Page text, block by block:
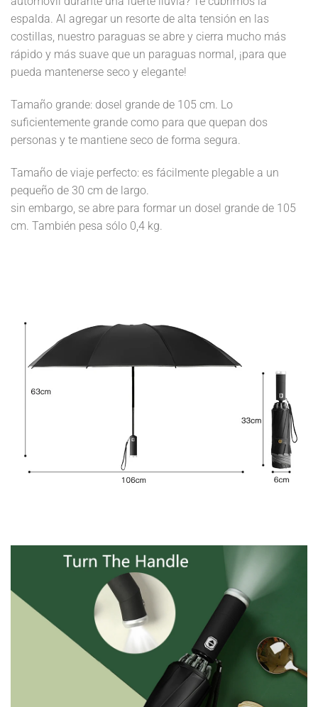
espalda. Al agregar un resorte de alta tensión en las
costillas, nuestro paraguas se abre y cierra mucho más
rápido y más suave que un paraguas normal, ¡para que
pueda mantenerse seco y elegante!
Tamaño grande: dosel grande de 105 cm. Lo
suficientemente grande como para que quepan dos
personas y te mantiene seco de forma segura.
Tamaño de viaje perfecto: es fácilmente plegable a un
pequeño de 30 cm de largo.
sin embargo, se abre para formar un dosel grande de 105
cm. También pesa sólo 0,4 kg.